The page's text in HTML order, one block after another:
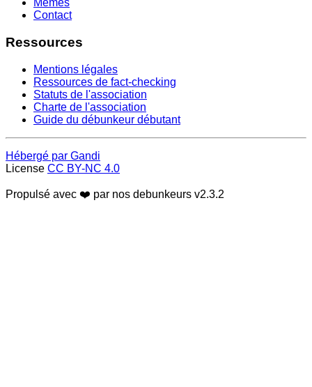
Memes
Contact
Ressources
Mentions légales
Ressources de fact-checking
Statuts de l'association
Charte de l'association
Guide du débunkeur débutant
Hébergé par Gandi
License CC BY-NC 4.0
Propulsé avec ❤️ par nos debunkeurs v2.3.2